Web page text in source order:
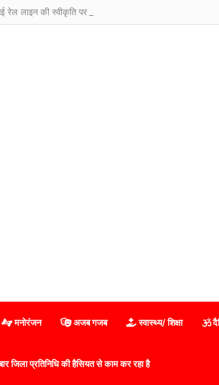
मनोरंजन अजब गजब स्वास्थ्य/ शिक्षा
जिला प्रतिनिधि की हैसियत से काम कर रहा है